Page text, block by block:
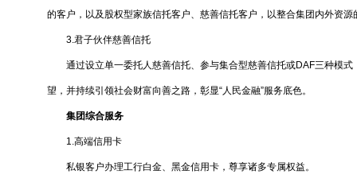
的客户，以及股权型家族信托客户、慈善信托客户，以整合集团内外资
3.君子伙伴慈善信托
通过设立单一委托人慈善信托、参与集合型慈善信托或DAF三种模式
望，并持续引领社会财富向善之路，彰显“人民金融”服务底色。
集团综合服务
1.高端信用卡
私银客户办理工行白金、黑金信用卡，尊享诸多专属权益。